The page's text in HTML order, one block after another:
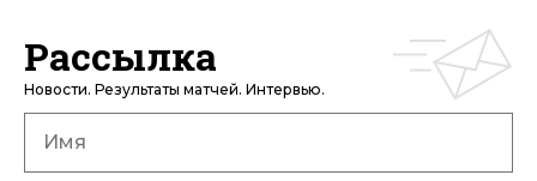
Рассылка
Новости. Результаты матчей. Интервью.